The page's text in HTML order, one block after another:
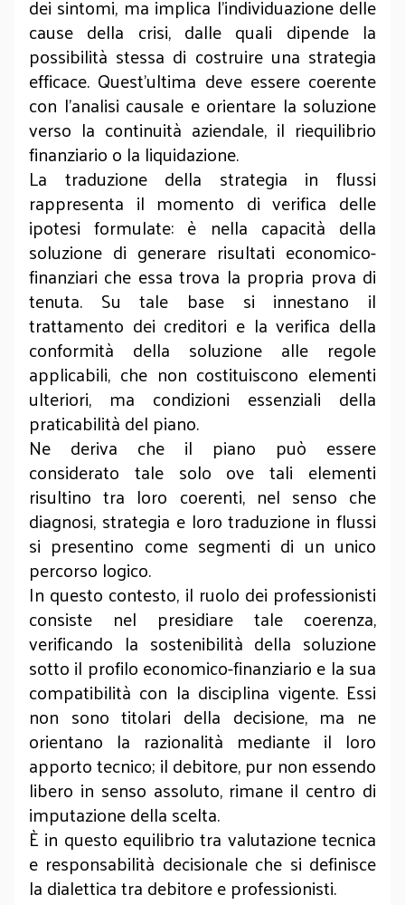
dei sintomi, ma implica l’individuazione delle
cause della crisi, dalle quali dipende la
possibilità stessa di costruire una strategia
efficace. Quest’ultima deve essere coerente
con l’analisi causale e orientare la soluzione
verso la continuità aziendale, il riequilibrio
finanziario o la liquidazione.
La traduzione della strategia in flussi
rappresenta il momento di verifica delle
ipotesi formulate: è nella capacità della
soluzione di generare risultati economico-
finanziari che essa trova la propria prova di
tenuta. Su tale base si innestano il
trattamento dei creditori e la verifica della
conformità della soluzione alle regole
applicabili, che non costituiscono elementi
ulteriori, ma condizioni essenziali della
praticabilità del piano.
Ne deriva che il piano può essere
considerato tale solo ove tali elementi
risultino tra loro coerenti, nel senso che
diagnosi, strategia e loro traduzione in flussi
si presentino come segmenti di un unico
percorso logico.
In questo contesto, il ruolo dei professionisti
consiste nel presidiare tale coerenza,
verificando la sostenibilità della soluzione
sotto il profilo economico-finanziario e la sua
compatibilità con la disciplina vigente. Essi
non sono titolari della decisione, ma ne
orientano la razionalità mediante il loro
apporto tecnico; il debitore, pur non essendo
libero in senso assoluto, rimane il centro di
imputazione della scelta.
È in questo equilibrio tra valutazione tecnica
e responsabilità decisionale che si definisce
la dialettica tra debitore e professionisti.